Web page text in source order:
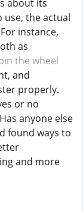
about its
use, the actual
instance,
as
the wheel
and
properly.
or no
anyone else
found ways to
and more